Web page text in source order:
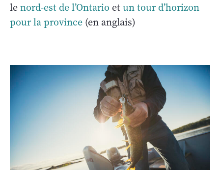
lenord-est de l’Ontario etun tour d’horizon
pour la province (en anglais)